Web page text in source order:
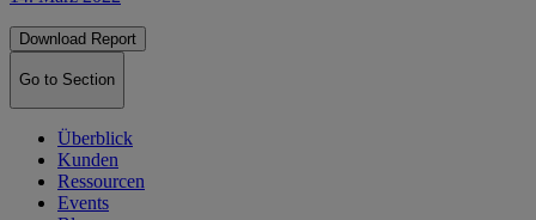
Download Report
Go to Section
Überblick
Kunden
Ressourcen
Events